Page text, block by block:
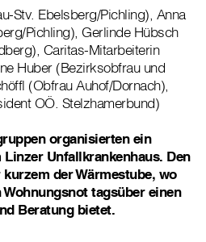
Stv. Ebelsberg/Pichling), Anna
Pichling), Gerlinde Hübsch
Caritas-Mitarbeiterin
Huber (Bezirksobfrau und
(Obfrau Auhof/Dornach),
OÖ. Stelzhamerbund)
organisierten ein
Unfallkrankenhaus. Den
der Wärmestube, wo
tagsüber einen
Beratung bietet.